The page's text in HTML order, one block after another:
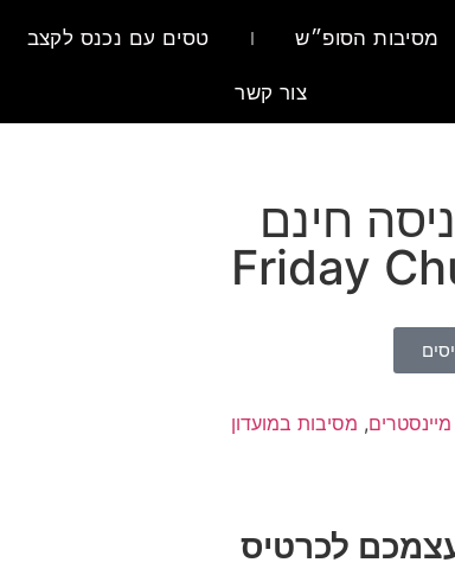
מסיבות הסופ״ש טסים עם נכנס לקצב
צור קשר
חינם
מיינסטרים, מסיבות במועדון
לכרטיס